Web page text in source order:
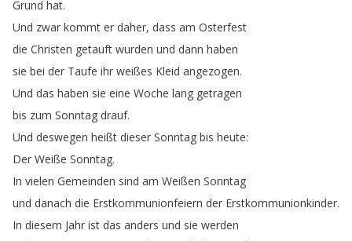
Grund hat.
Und zwar kommt er daher, dass am Osterfest
die Christen getauft wurden und dann haben
sie bei der Taufe ihr weißes Kleid angezogen.
Und das haben sie eine Woche lang getragen
bis zum Sonntag drauf.
Und deswegen heißt dieser Sonntag bis heute:
Der Weiße Sonntag.
In vielen Gemeinden sind am Weißen Sonntag
und danach die Erstkommunionfeiern der Erstkommunionkinder.
In diesem Jahr ist das anders und sie werden